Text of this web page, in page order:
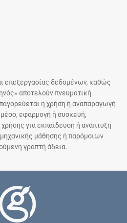
επεξεργασίας δεδομένων, καθώς
αποτελούν πνευματική
η χρήση ή αναπαραγωγή
εφαρμογή ή συσκευή,
για εκπαίδευση ή ανάπτυξη
μάθησης ή παρόμοιων
γραπτή άδεια.